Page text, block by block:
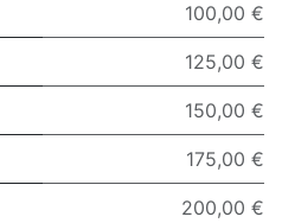
100,00 €
125,00 €
150,00 €
175,00 €
200,00 €